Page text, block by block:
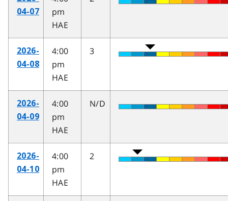
04-07
pm
HAE
2026-
04-08
4:00
pm
HAE
3
2026-
04-09
4:00
pm
HAE
N/D
2026-
04-10
4:00
pm
HAE
2